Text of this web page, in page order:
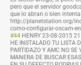
pero que el servidor
que lo abran o bien
http://planetstation.org/
como-configurar-oscam-
#44 HENRY 23-08-2015
HE INSTALADO TU LISTA
PARTIDAZO Y AMC NO
MANERA DE BUSCAR